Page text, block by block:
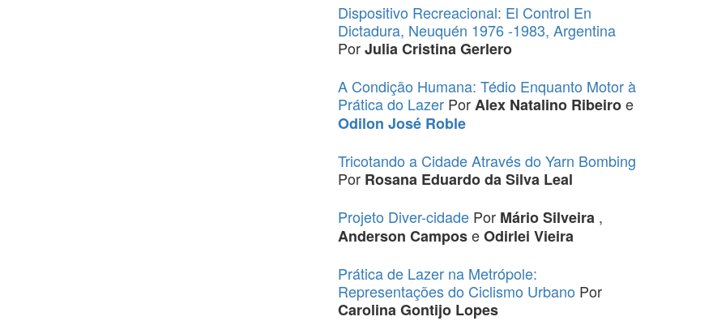
Dispositivo Recreacional: El Control En
Dictadura, Neuquén 1976 -1983, Argentina
PorJulia Cristina Gerlero
A Condição Humana: Tédio Enquanto Motor à
Prática do Lazer PorAlex Natalino Ribeiroe
Odilon José Roble
Tricotando a Cidade Através do Yarn Bombing
Por Rosana Eduardo da Silva Leal
Projeto Diver-cidade Por Mário Silveira ,
Anderson CamposeOdirlei Vieira
Prática de Lazer na Metrópole:
Representações do Ciclismo Urbano Por
Carolina Gontijo Lopes